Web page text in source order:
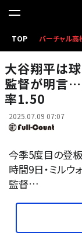
TOP バーチャル高
取材に応じたドジャースの
大谷翔平は
監督が明言…
率1.50
2025.07.09 07:07
今季5度目の登板
時間9日・ミルウ
監督…